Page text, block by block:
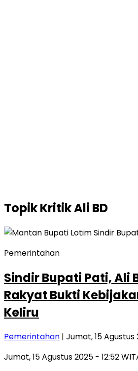
TopikKritik Ali BD
Pemerintahan
Sindir Bupati Pati, Ali
Rakyat Bukti
Keliru
Pemerintahan | Jumat, 15 Agustus
Jumat, 15 Agustus 2025 - 12:52